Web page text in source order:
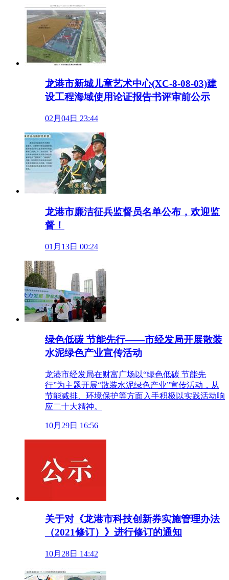
龙港市新城儿童艺术中心(XC-8-08-03)建
设工程海域使用论证报告书评审前公示
02月04日 23:44
​龙港市廉洁征兵监督员名单公布，欢迎监
督！
01月13日 00:24
绿色低碳 节能先行——市经发局开展散装
水泥绿色产业宣传活动
龙港市经发局在财富广场以“绿色低碳 节能先
行”为主题开展“散装水泥绿色产业”宣传活动，从
节能减排、环境保护等方面入手积极以实践活动响
应二十大精神。
10月29日 16:56
关于对《龙港市科技创新券实施管理办法
（2021修订）》进行修订的通知
10月28日 14:42